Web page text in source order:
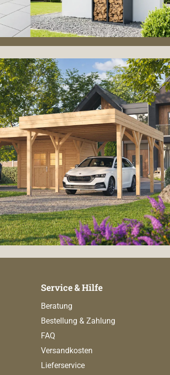
Service & Hilfe
Beratung
Bestellung & Zahlung
FAQ
Versandkosten
Lieferservice